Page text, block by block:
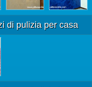
di pulizia per casa